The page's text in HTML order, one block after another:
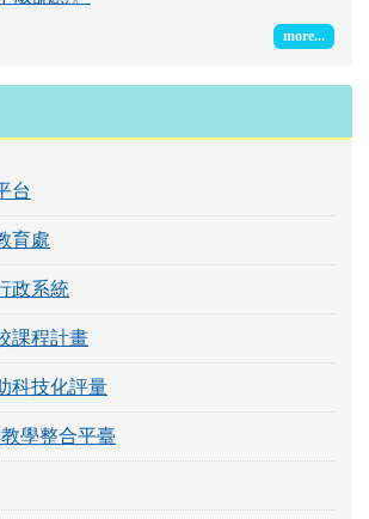
more...
台
育處
政系統
課程計畫
科技化評量
學整合平臺